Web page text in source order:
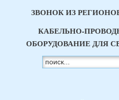
ЗВОНОК ИЗ
КАБЕЛЬНО-
ОБОРУДОВАНИЕ ДЛЯ